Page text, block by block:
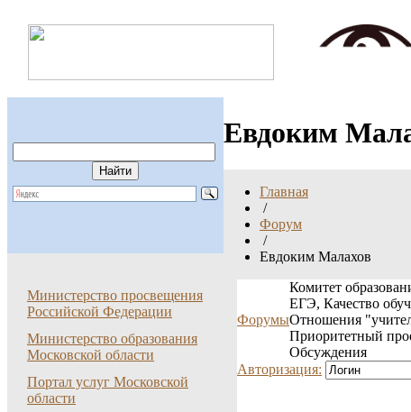
Евдоким
Главная
/
Форум
/
Евдоким Малахов
Министерство просвещения
Российской Федерации
Министерство образования
Московской области
Портал услуг Московской
области
Форумы
Комитет
ЕГЭ, Качество
Отношения
Приоритетный
Обсуждения
Авторизация: